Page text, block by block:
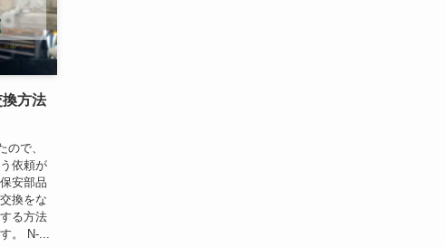
換方法
ので、
依頼が
安部品
換をな
る方法
。 N-...